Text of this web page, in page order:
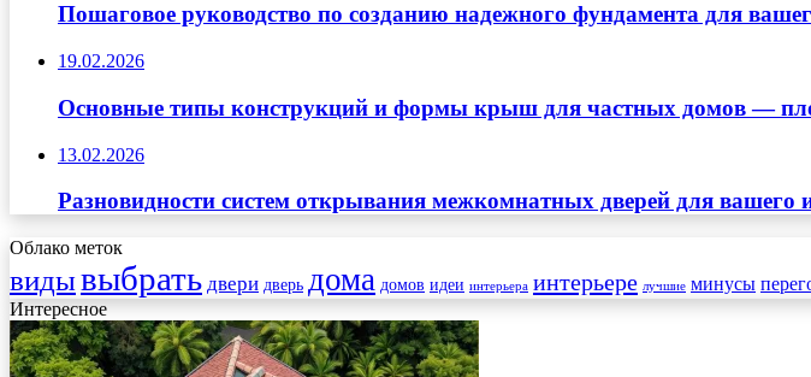
Пошаговое руководство по созданию надежного фундамента для
19.02.2026
Основные типы конструкций и формы крыш для частных домов —
13.02.2026
Разновидности систем открывания межкомнатных дверей для вашего
Облако меток
видывыбрать двери дверь дома домов идеи интерьера интерьере лучшие минусы
Интересное